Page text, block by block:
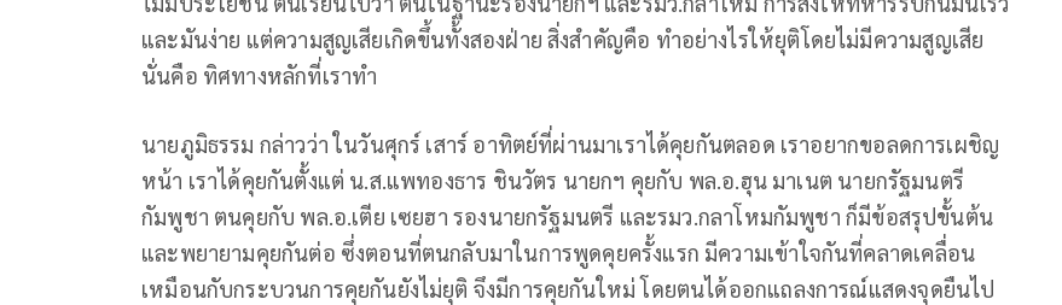
และมันง่าย แต่ความสูญเสียเกิดขึ้นทั้งสองฝ่าย สิ่งสำคัญคือ ทำอย่างไรให้ยุติโดยไม่มีความสูญเสีย
นั่นคือ ทิศทางหลักที่เราทำ
นายภูมิธรรม กล่าวว่า ในวันศุกร์ เสาร์ อาทิตย์ที่ผ่านมาเราได้คุยกันตลอด เราอยากขอลดการเผชิญ
หน้า เราได้คุยกันตั้งแต่ น.ส.แพทองธาร ชินวัตร นายกฯ คุยกับ พล.อ.ฮุน มาเนต นายกรัฐมนตรี
กัมพูชา ตนคุยกับ พล.อ.เตีย เซยฮา รองนายกรัฐมนตรี และรมว.กลาโหมกัมพูชา ก็มีข้อสรุปขั้นต้น
และพยายามคุยกันต่อ ซึ่งตอนที่ตนกลับมาในการพูดคุยครั้งแรก มีความเข้าใจกันที่คลาดเคลื่อน
เหมือนกับกระบวนการคุยกันยังไม่ยุติ จึงมีการคุยกันใหม่ โดยตนได้ออกแถลงการณ์แสดงจุดยืนไป